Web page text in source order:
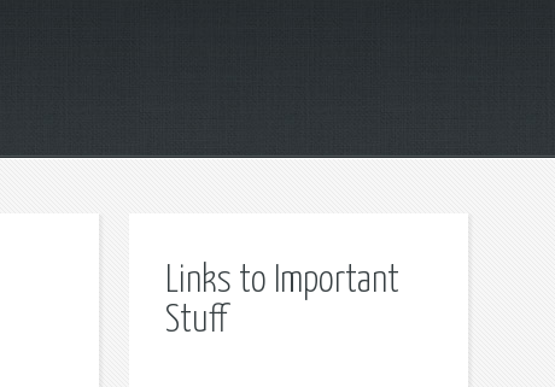
Links to Important
Stuff